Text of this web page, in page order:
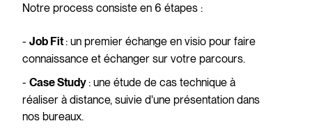
Notre process consiste en 6 étapes :
- Job Fit: un premier échange en visio pour faire
connaissance et échanger sur votre parcours.
- Case Study: une étude de cas technique à
réaliser à distance, suivie d'une présentation dans
nos bureaux.